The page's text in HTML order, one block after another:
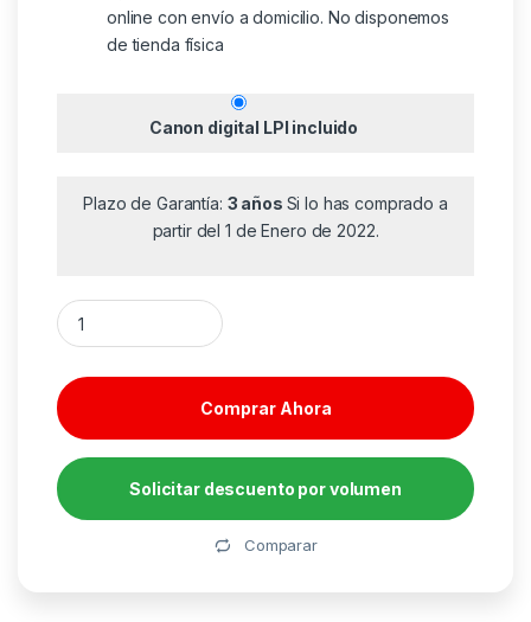
online con envío a domicilio. No disponemos
de tienda física
Canon digital LPI incluido
Plazo de Garantía: 3 años Si lo has comprado a
partir del 1 de Enero de 2022.
NAS Synology Diskstation DS425+/ 4 Bahías 3.5"- 2.5"/ 6GB
Comprar Ahora
Solicitar descuento por volumen
Comparar